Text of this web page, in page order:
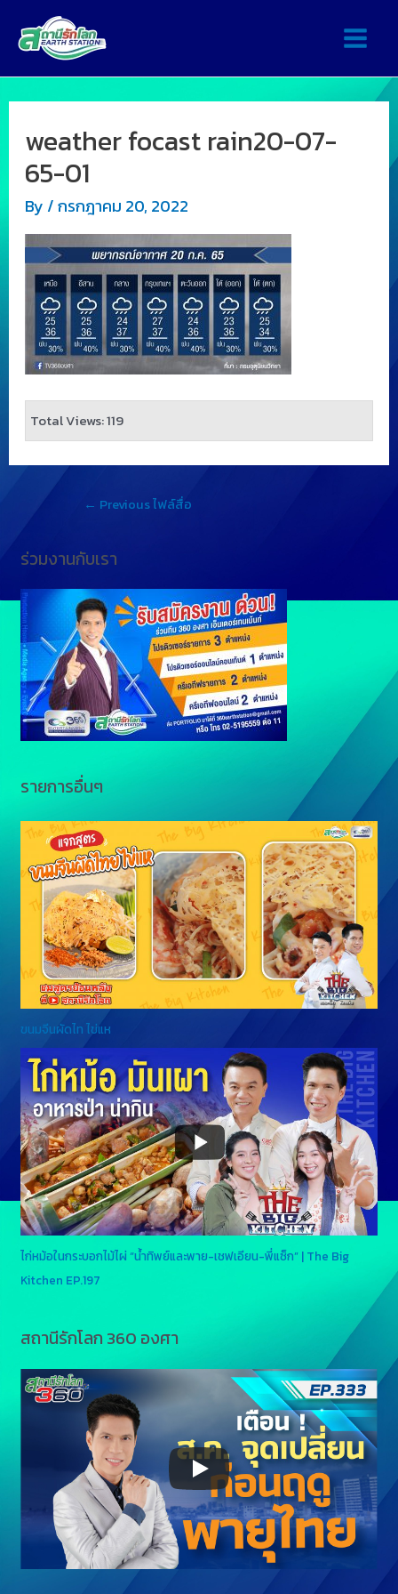
weather focast rain20-07-
65-01
By /กรกฎาคม 20, 2022
Total Views: 119
← Previous ไฟล์สื่อ
ร่วมงานกับเรา
รายการอื่นๆ
ขนมจีนผัดไท ไข่แห
ไก่หม้อในกระบอกไม้ไผ่ “น้ำทิพย์และพาย-เชฟเอียน-พี่แซ็ก” | The Big
Kitchen EP.197
สถานีรักโลก 360 องศา